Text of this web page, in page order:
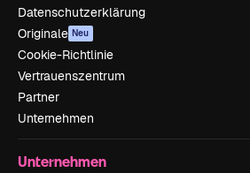
Datenschutzerklärung
Originale Neu
Cookie-Richtlinie
Vertrauenszentrum
Partner
Unternehmen
Unternehmen